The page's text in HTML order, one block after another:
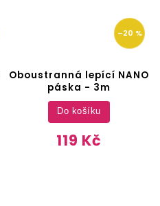
–20 %
Oboustranná lepící NANO
páska - 3m
119 Kč
Do košíku